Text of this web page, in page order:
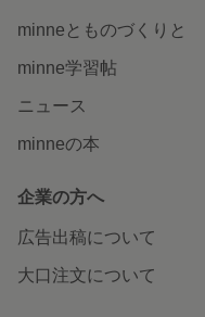
minneとものづくりと
minne学習帖
ニュース
minneの本
企業の方へ
広告出稿について
大口注文について